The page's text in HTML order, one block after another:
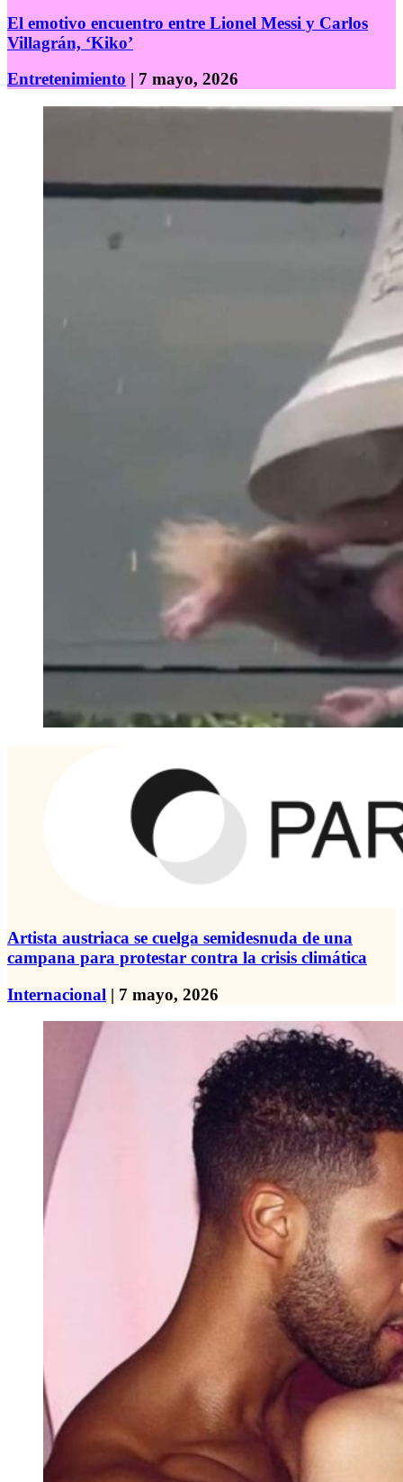
El emotivo encuentro entre Lionel Messi y Carlos
Villagrán, ‘Kiko’
Entretenimiento | 7 mayo, 2026
Artista austriaca se cuelga semidesnuda de una
campana para protestar contra la crisis climática
Internacional | 7 mayo, 2026